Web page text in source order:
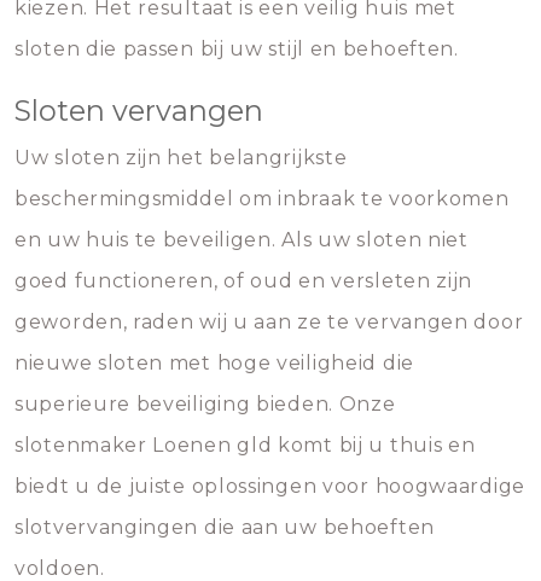
kiezen. Het resultaat is een veilig huis met
sloten die passen bij uw stijl en behoeften.
Sloten vervangen
Uw sloten zijn het belangrijkste
beschermingsmiddel om inbraak te voorkomen
en uw huis te beveiligen. Als uw sloten niet
goed functioneren, of oud en versleten zijn
geworden, raden wij u aan ze te vervangen door
nieuwe sloten met hoge veiligheid die
superieure beveiliging bieden. Onze
slotenmaker Loenen gld komt bij u thuis en
biedt u de juiste oplossingen voor hoogwaardige
slotvervangingen die aan uw behoeften
voldoen.